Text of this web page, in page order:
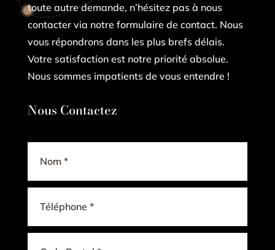
toute autre demande, n’hésitez pas à nous
contacter via notre formulaire de contact. Nous
vous répondrons dans les plus brefs délais.
Votre satisfaction est notre priorité absolue.
Nous sommes impatients de vous entendre !
Nous Contactez